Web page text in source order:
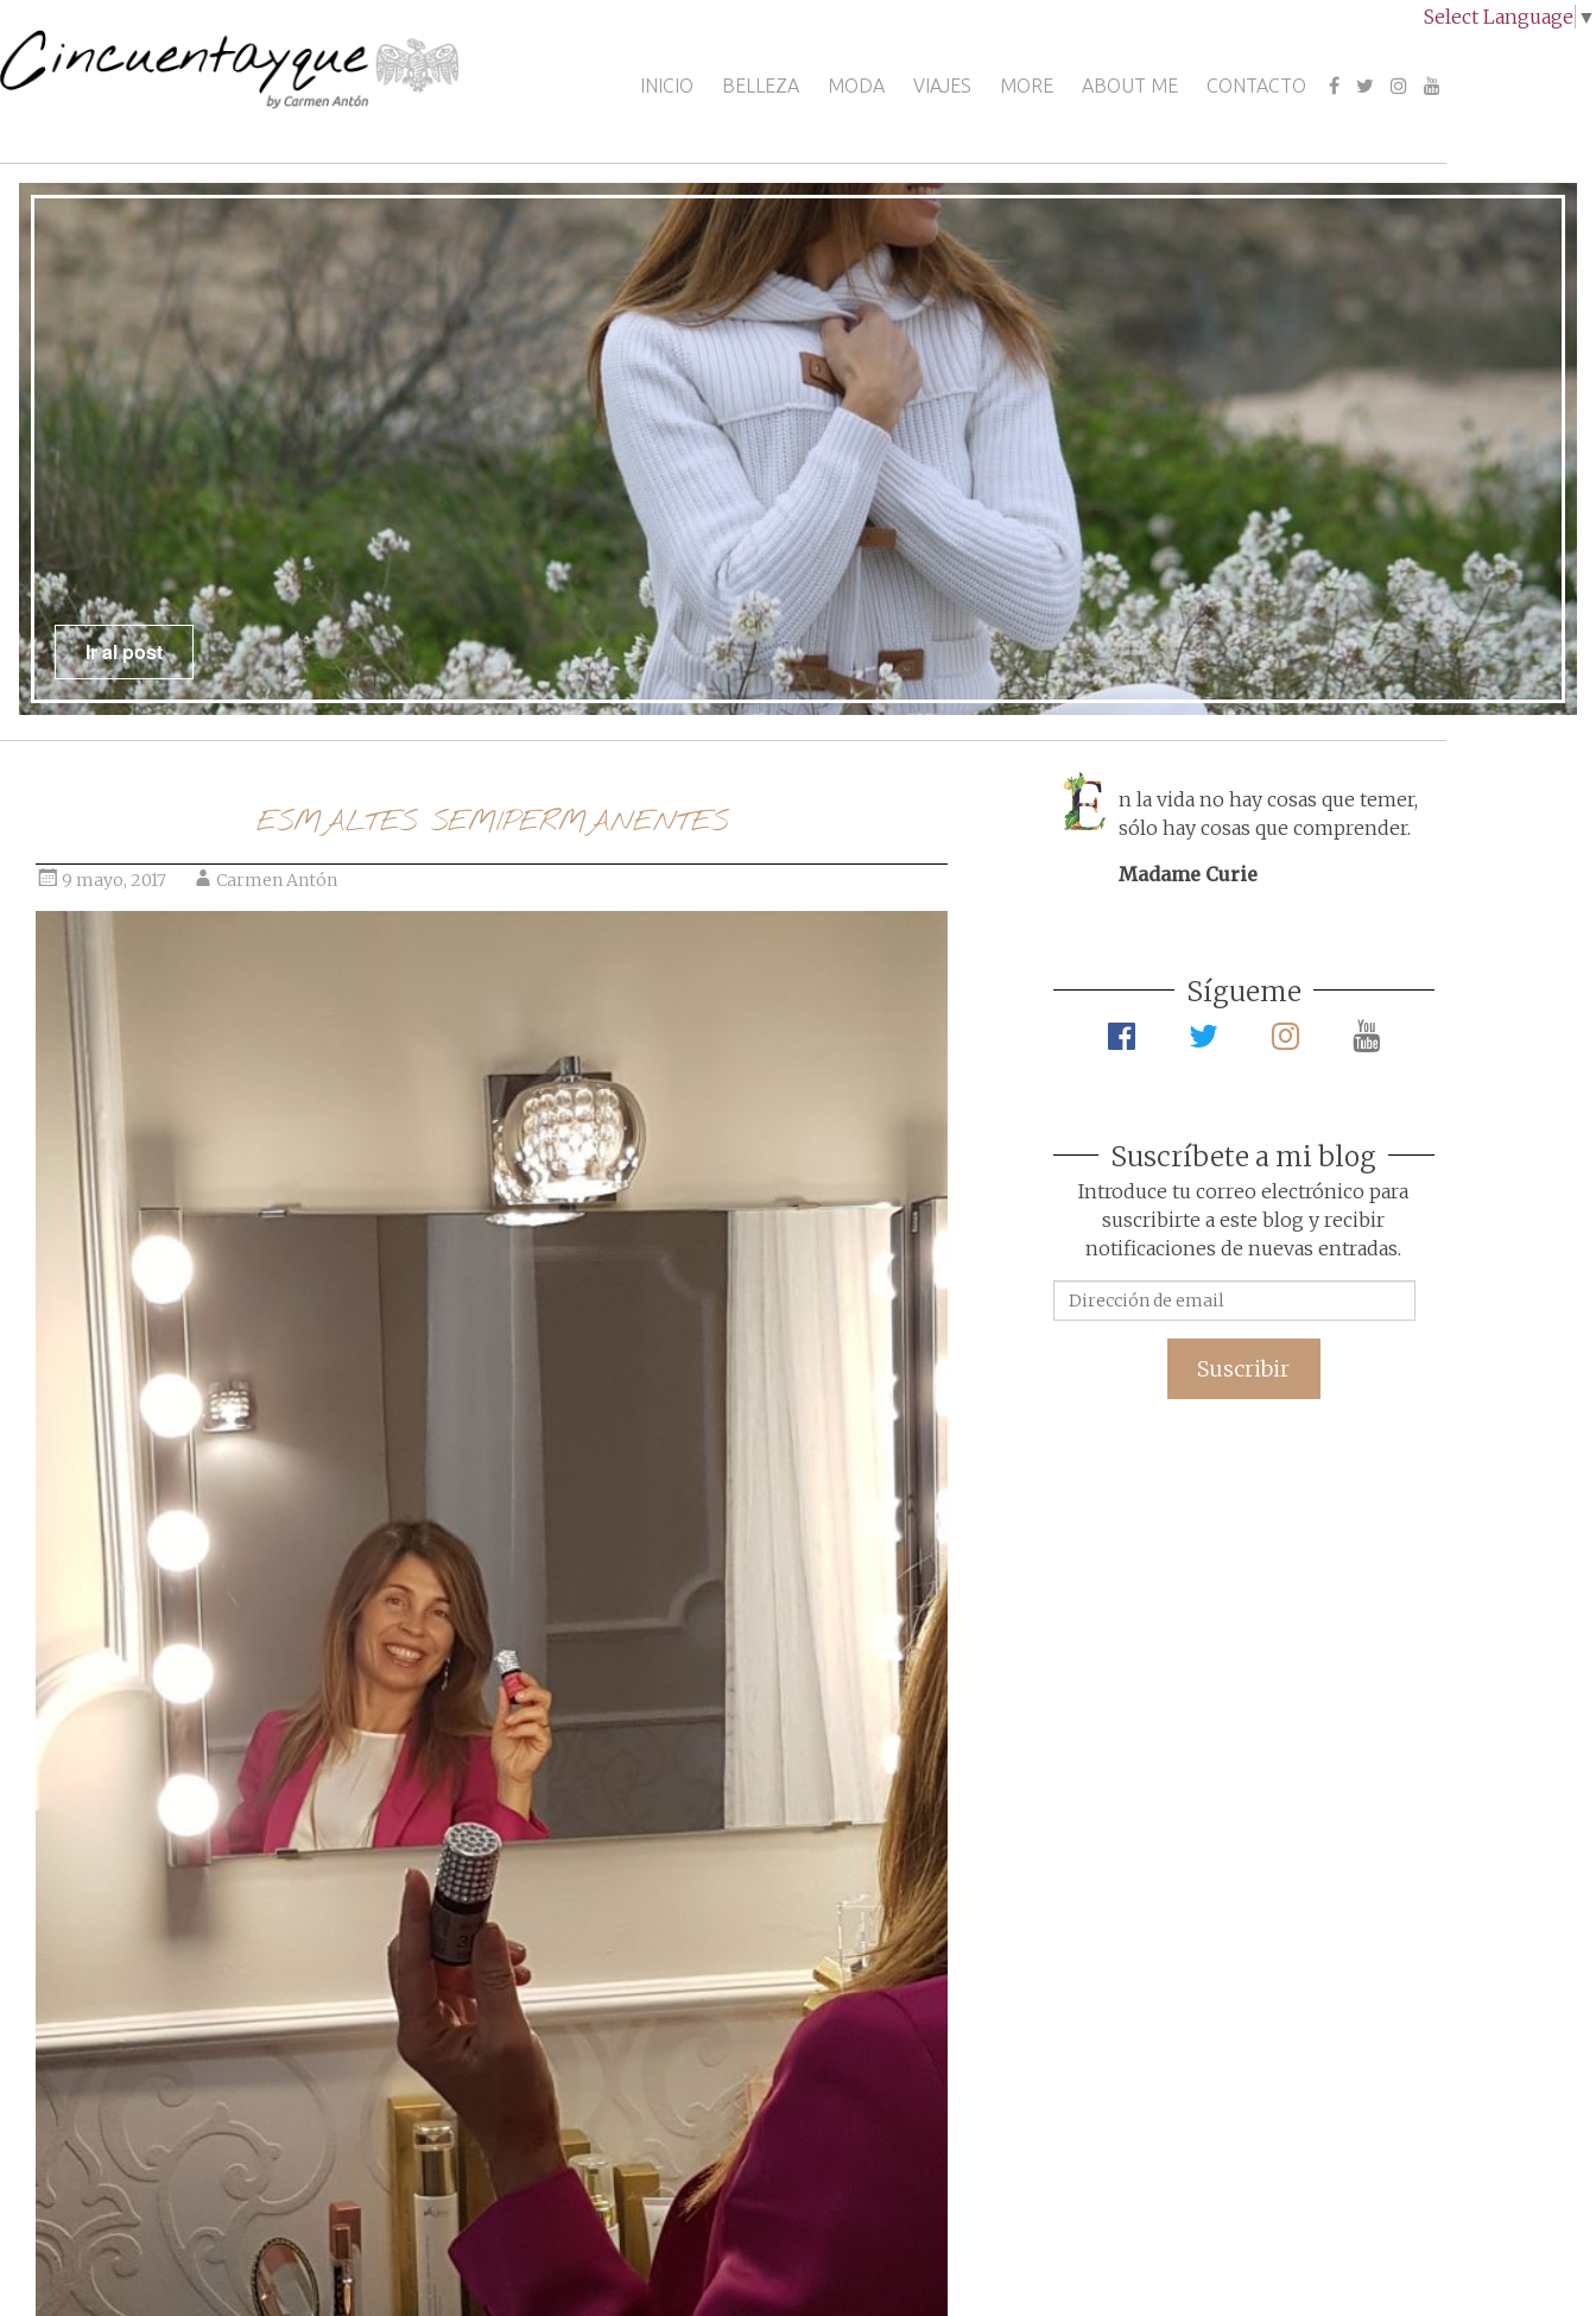
Select Language ▼
INICIO BELLEZA MODA VIAJES MORE ABOUT ME CONTACTO
Ir al post
ESMALTES SEMIPERMANENTES
9 mayo, 2017 Carmen Antón
n la vida no hay cosas que temer,
sólo hay cosas que comprender.
Madame Curie
Sígueme
Suscríbete a mi blog
Introduce tu correo electrónico para
suscribirte a este blog y recibir
notificaciones de nuevas entradas.
de
Suscribir